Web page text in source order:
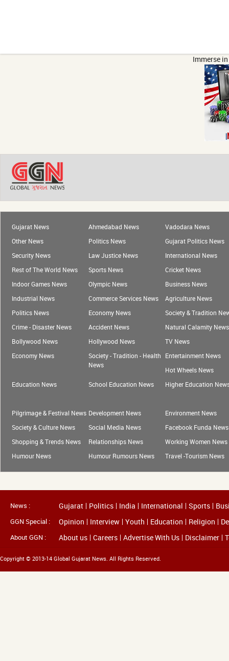
Immerse
Gujarat News Ahmedabad News
Vadodara News
Other News
Politics News
Gujarat Politics News
Security News
Law Justice News
International News
Rest of The World News
Sports News
Cricket News
Indoor Games News
Olympic News
Business News
Industrial News
Commerce Services News
Agriculture News
Politics News
Economy News
Society & Tradition
Crime - Disaster News
Accident News
Natural Calamity News
Bollywood News
Hollywood News
TV News
Economy News
Society - Tradition - Health
News
Entertainment News
Hot Wheels News
Education News
School Education News Higher Education
Pilgrimage & Festival News Development News
Environment News
Society & Culture News
Social Media News
Facebook Funda News
Shopping & Trends News
Relationships News
Working Women News
Humour News
Humour Rumours News Travel -Tourism News
News : Gujarat Politics India International Sports
GGN Special : Opinion Interview Youth Education Religion
About GGN : About us Careers Advertise With Us Disclaimer
Copyright © 2013-14 Global Gujarat News. All Rights Reserved.